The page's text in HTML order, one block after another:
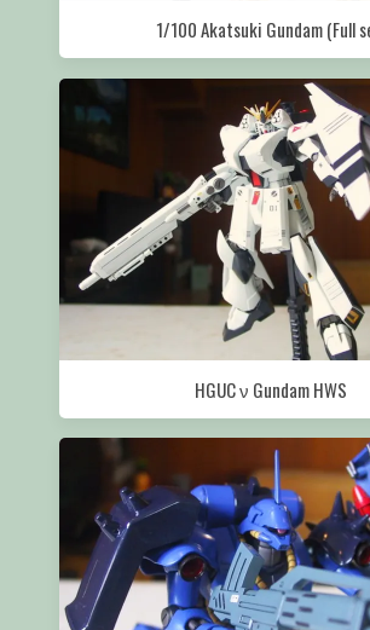
1/100 Akatsuki Gundam (Full
HGUC ν Gundam HWS